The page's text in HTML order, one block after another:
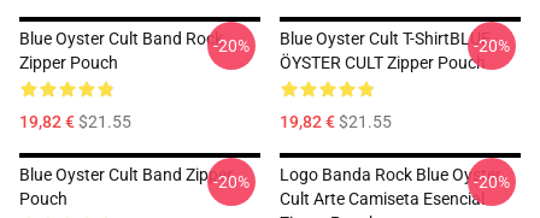
Blue Oyster Cult Band Rock
Zipper Pouch
19,82 €$21.55
-20%
Blue Oyster Cult T-ShirtBLUE
ÖYSTER CULT Zipper Pouch
19,82 €$21.55
-20%
Blue Oyster Cult Band Zipper
Pouch
-20%
Logo Banda Rock Blue Oyster
Cult Arte Camiseta Esencial
-20%